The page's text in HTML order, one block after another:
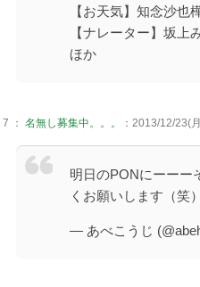
【お天気】知念沙也
【ナレーター】坂上
ほか
7 ： 名無し募集中。。。 ：2013/12/23(
明日のPONにーーー
くお願いします（笑
— あべこうじ